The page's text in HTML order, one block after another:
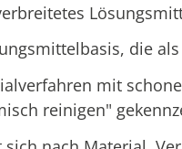
die
mit
reinigen"